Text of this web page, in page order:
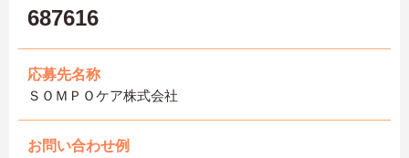
687616
応募先名称
ＳＯＭＰＯケア株式会社
お問い合わせ例